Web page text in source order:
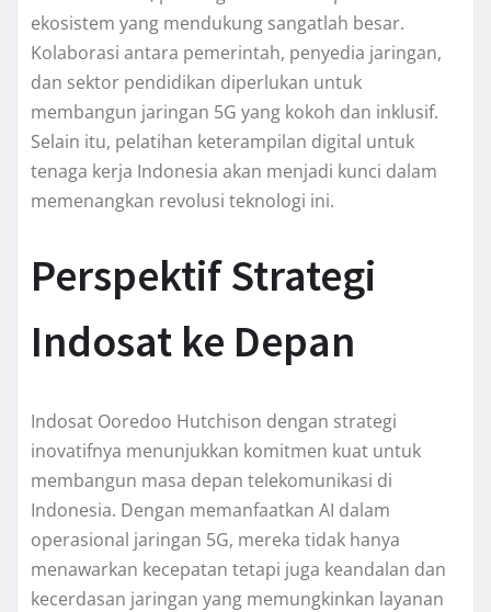
ekosistem yang mendukung sangatlah besar.
Kolaborasi antara pemerintah, penyedia jaringan,
dan sektor pendidikan diperlukan untuk
membangun jaringan 5G yang kokoh dan inklusif.
Selain itu, pelatihan keterampilan digital untuk
tenaga kerja Indonesia akan menjadi kunci dalam
memenangkan revolusi teknologi ini.
Perspektif Strategi
Indosat ke Depan
Indosat Ooredoo Hutchison dengan strategi
inovatifnya menunjukkan komitmen kuat untuk
membangun masa depan telekomunikasi di
Indonesia. Dengan memanfaatkan AI dalam
operasional jaringan 5G, mereka tidak hanya
menawarkan kecepatan tetapi juga keandalan dan
kecerdasan jaringan yang memungkinkan layanan